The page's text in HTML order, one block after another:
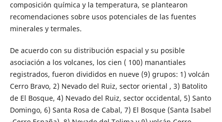
composición química y la temperatura, se plantearon
recomendaciones sobre usos potenciales de las fuentes
minerales y termales.
De acuerdo con su distribución espacial y su posible
asociación a los volcanes, los cien ( 100) manantiales
registrados, fueron divididos en nueve (9) grupos: 1) volcán
Cerro Bravo, 2) Nevado del Ruiz, sector oriental , 3) Batolito
de El Bosque, 4) Nevado del Ruiz, sector occidental, 5) Santo
Domingo, 6) Santa Rosa de Cabal, 7) El Bosque (Santa Isabel